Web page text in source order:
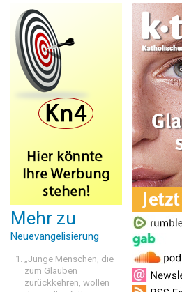
Mehr zu
Neuevangelisierung
„Junge Menschen, die
zum Glauben
zurückkehren, wollen